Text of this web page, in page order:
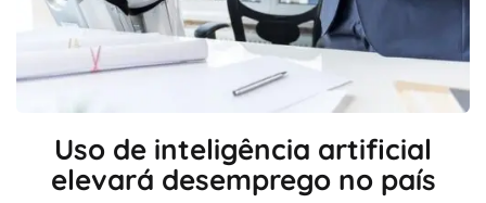
Uso de inteligência artificial
elevará desemprego no país